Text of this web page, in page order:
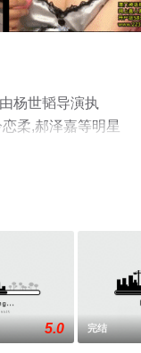
杨世韬导演执
柔,郝泽嘉等明星
晓（已完结 共30
视剧、电视猫或
5.0 完结